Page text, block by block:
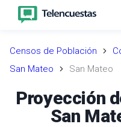
Censos de Población
San Mateo
San Mateo
Proyección
San